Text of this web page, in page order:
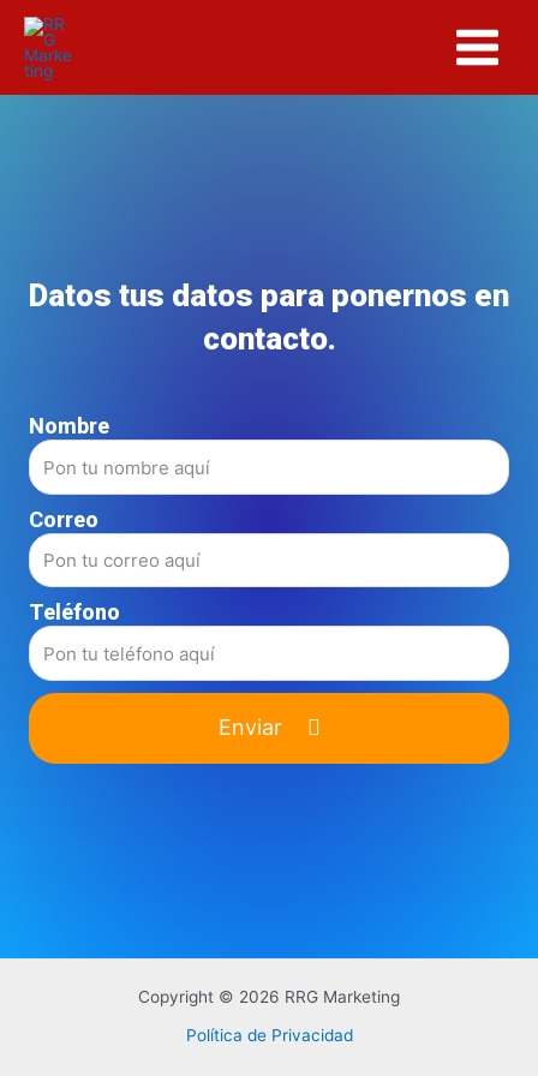
contenido
Menu
Datos tus datos para ponernos en
contacto.
Nombre
Correo
Teléfono
Enviar
Copyright © 2026 RRG Marketing
Política de Privacidad